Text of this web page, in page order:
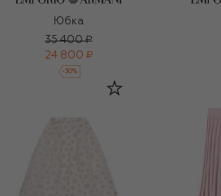
Юбка
35 400 ₽
24 800 ₽
-30%